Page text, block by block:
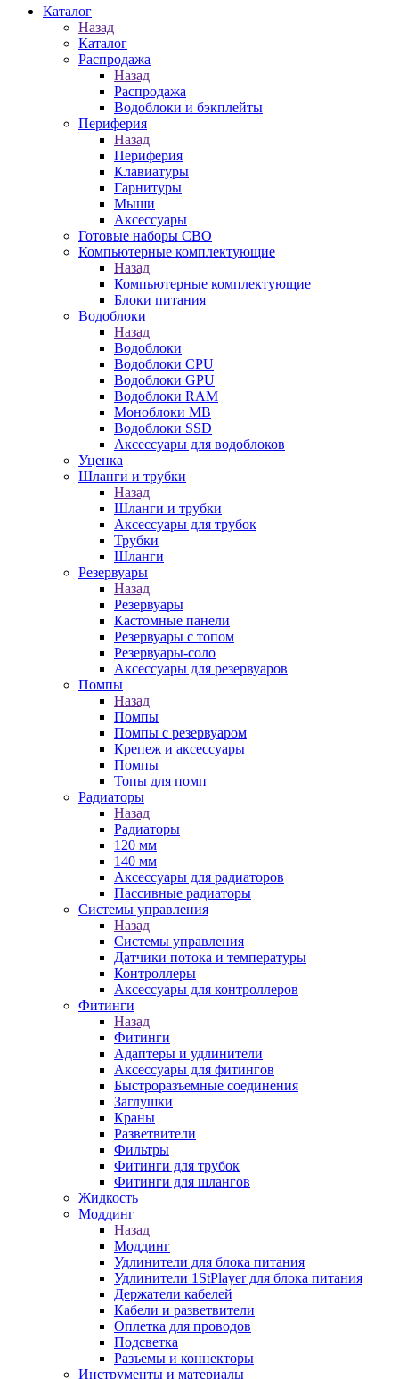
Каталог
Назад
Каталог
Распродажа
Назад
Распродажа
Водоблоки и бэкплейты
Периферия
Назад
Периферия
Клавиатуры
Гарнитуры
Мыши
Аксессуары
Готовые наборы СВО
Компьютерные комплектующие
Назад
Компьютерные комплектующие
Блоки питания
Водоблоки
Назад
Водоблоки
Водоблоки CPU
Водоблоки GPU
Водоблоки RAM
Моноблоки MB
Водоблоки SSD
Аксессуары для водоблоков
Уценка
Шланги и трубки
Назад
Шланги и трубки
Аксессуары для трубок
Трубки
Шланги
Резервуары
Назад
Резервуары
Кастомные панели
Резервуары с топом
Резервуары-соло
Аксессуары для резервуаров
Помпы
Назад
Помпы
Помпы с резервуаром
Крепеж и аксессуары
Помпы
Топы для помп
Радиаторы
Назад
Радиаторы
120 мм
140 мм
Аксессуары для радиаторов
Пассивные радиаторы
Системы управления
Назад
Системы управления
Датчики потока и температуры
Контроллеры
Аксессуары для контроллеров
Фитинги
Назад
Фитинги
Адаптеры и удлинители
Аксессуары для фитингов
Быстроразъемные соединения
Заглушки
Краны
Разветвители
Фильтры
Фитинги для трубок
Фитинги для шлангов
Жидкость
Моддинг
Назад
Моддинг
Удлинители для блока питания
Удлинители 1StPlayer для блока питания
Держатели кабелей
Кабели и разветвители
Оплетка для проводов
Подсветка
Разъемы и коннекторы
Инструменты и материалы